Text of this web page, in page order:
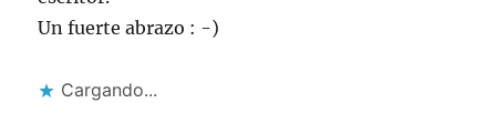
Un fuerte abrazo : -)
Cargando...